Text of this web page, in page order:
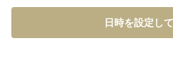
日時を設定し